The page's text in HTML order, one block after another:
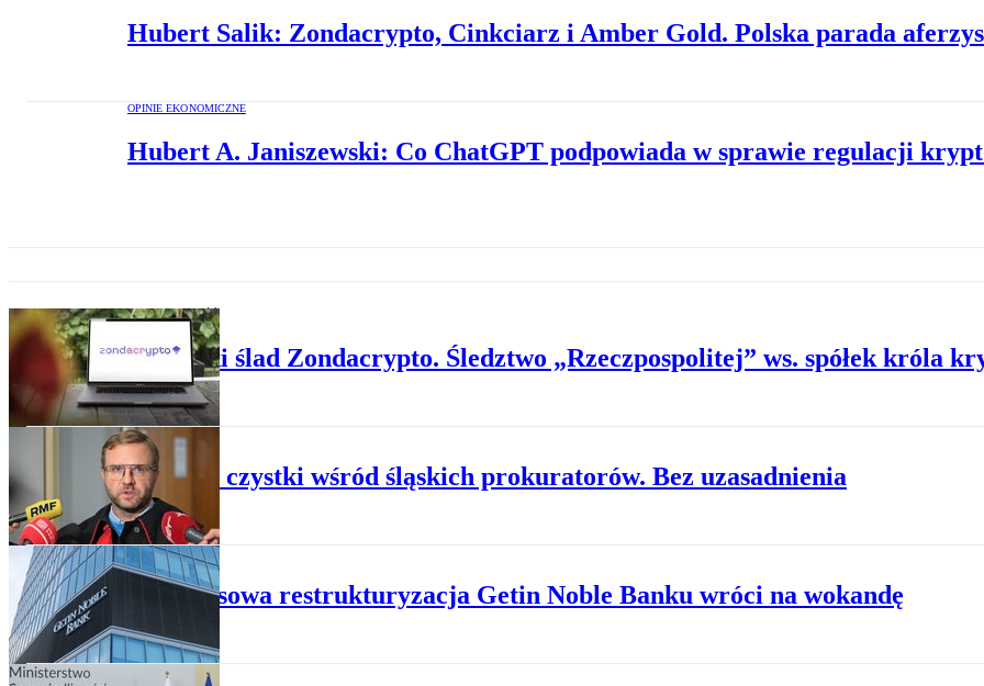
Hubert Salik: Zondacrypto, Cinkciarz i Amber Gold. Polska parada
OPINIE EKONOMICZNE
Hubert A. Janiszewski: Co ChatGPT podpowiada w sprawie regulacji
PRZESTĘPCZOŚĆ
Dubajski ślad Zondacrypto. Śledztwo „Rzeczpospolitej” ws. spółek króla
POLITYKA
Masowe czystki wśród śląskich prokuratorów. Bez uzasadnienia
KONSUMENCI
Przymusowa restrukturyzacja Getin Noble Banku wróci na wokandę
FINANSE